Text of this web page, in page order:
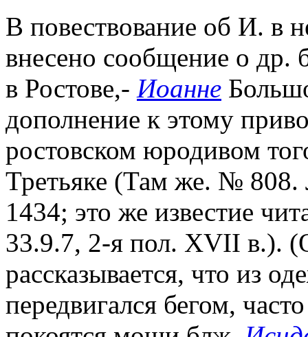
В повествование об И. в
внесено сообщение о
в Ростове,- Иоанне
дополнение к этому
ростовском юродивом
Третьяке (Там же. №
1434; это же известие
33.9.7, 2-я пол. XVII в.).
рассказывается, что из
передвигался бегом,